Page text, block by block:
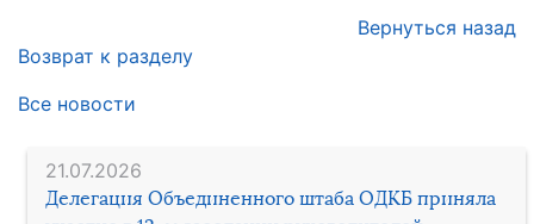
21.07.2026
Делегация Объединенного штаба ОДКБ приняла
Вернуться назад
Возврат к разделу
Все новости